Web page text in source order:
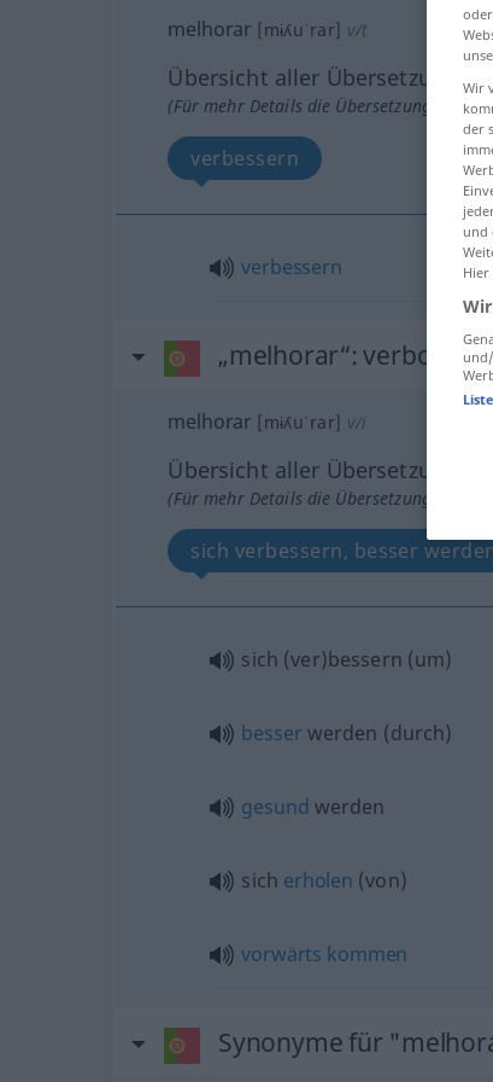
melhorar [mɨʎuˈrar] v/t
Übersicht aller Übersetzungen
(Für mehr Details die Übersetzung
verbessern
verbessern
„melhorar“: verbo
melhorar [mɨʎuˈrar] v/i
Übersicht aller Übersetzungen
(Für mehr Details die Übersetzung
sich verbessern, besser
sich (ver)bessern (um)
besser werden (durch)
gesund werden
sich erholen (von)
vorwärts kommen
Synonyme für
Wir
der
und
Hier